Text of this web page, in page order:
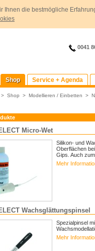
Ihnen die bestmögliche
0041
Shop
Service + Agenda
> Shop > Modellieren / Einbetten >
Micro-Wet
Silikon- und
Oberflächen
Gips. Auch
Mehr
Wachsglättungspinsel
Spezialpinsel
Mehr